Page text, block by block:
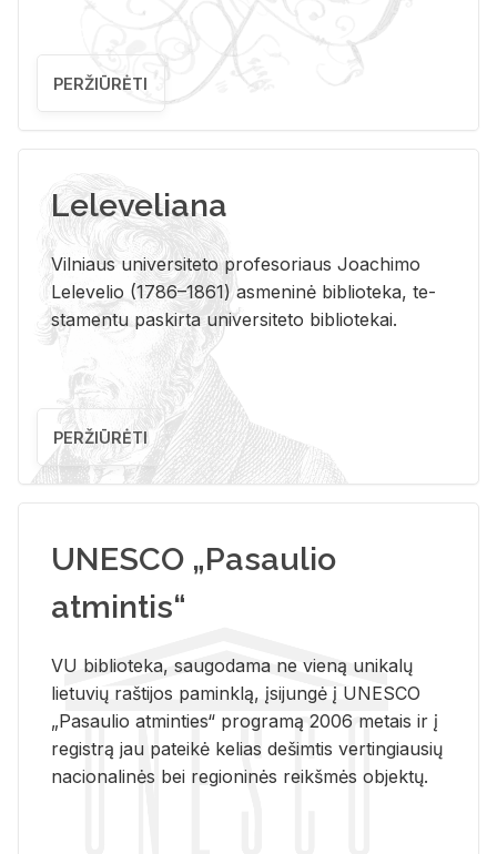
PERŽIŪRĖTI
Leleveliana
Vil­niaus uni­ver­si­te­to pro­fe­so­riaus Jo­a­chi­mo
Le­le­ve­lio (1786–1861) as­me­ni­nė bi­b­lio­te­ka, te­
sta­men­tu pa­skir­ta uni­ver­si­te­to bi­b­lio­te­kai.
PERŽIŪRĖTI
UNESCO „Pasaulio
atmintis“
VU biblioteka, saugodama ne vieną unikalų
lietuvių raštijos paminklą, įsijungė į UNESCO
„Pasaulio atminties“ programą 2006 metais ir į
registrą jau pateikė kelias dešimtis vertingiausių
nacionalinės bei regioninės reikšmės objektų.